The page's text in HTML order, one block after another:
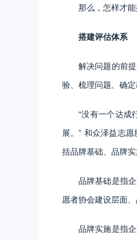
那么，怎样才
搭建评估体系
解决问题的前
验、梳理问题、确定
“没有一个达成
展。” 和众泽益志
括品牌基础、品牌
品牌基础是指
愿者协会建设层面
品牌实施是指